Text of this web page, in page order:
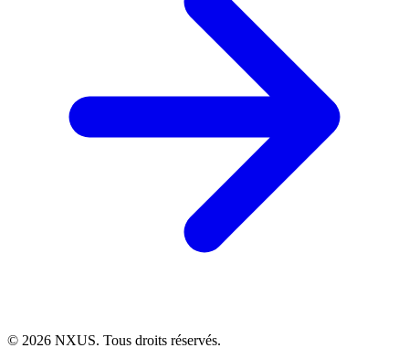
© 2026 NXUS. Tous droits réservés.